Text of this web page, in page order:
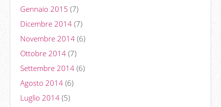
Gennaio 2015 (7)
Dicembre 2014 (7)
Novembre 2014 (6)
Ottobre 2014 (7)
Settembre 2014 (6)
Agosto 2014 (6)
Luglio 2014 (5)